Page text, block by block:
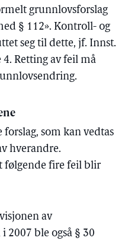
grunnlovsforslag
§ 112». Kontroll- og
seg til dette, jf. Innst.
4. Retting av feil må
forslag, som kan vedtas
hverandre.
følgende fire feil blir
av
2007 ble også § 30